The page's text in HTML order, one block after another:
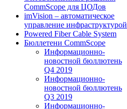
CommScope для ЦОДов
imVision – автоматическое
управление инфраструктурой
Powered Fiber Cable System
Бюллетени CommScope
Информационно-
новостной бюллютень
Q4 2019
Информационно-
новостной бюллютень
Q3 2019
Информационно-